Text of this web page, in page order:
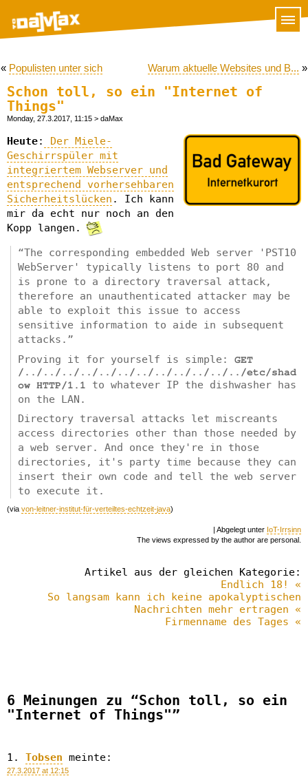
« Populisten unter sich Warum aktuelle Websites und B... »
Schon toll, so ein "Internet of
Things"
Monday, 27.3.2017, 11:15 > daMax
Heute:
Der Miele-
Geschirrspüler mit
integriertem Webserver und
entsprechend vorhersehbaren
Sicherheitslücken . Ich kann
mir da echt nur noch an den
Kopp langen.
“The corresponding embedded Web server 'PST10
WebServer' typically listens to port 80 and
is prone to a directory traversal attack,
therefore an unauthenticated attacker may be
able to exploit this issue to access
sensitive information to aide in subsequent
attacks.”
Proving it for yourself is simple: GET
/../../../../../../../../../../../../etc/shad
ow HTTP/1.1
to whatever IP the dishwasher has
on the LAN.
Directory traversal attacks let miscreants
access directories other than those needed by
a web server. And once they're in those
directories, it's party time because they can
insert their own code and tell the web server
to execute it.
(via von-leitner-institut-für-verteiltes-echtzeit-java)
| Abgelegt unter IoT-Irrsinn
The views expressed by the author are personal.
Artikel aus der gleichen Kategorie:
Endlich 18! «
So langsam kann ich keine apokalyptischen
Nachrichten mehr ertragen «
Firmenname des Tages «
6 Meinungen zu “Schon toll, so ein
"Internet of Things"”
Tobsen meinte:
27.3.2017 at 12:15